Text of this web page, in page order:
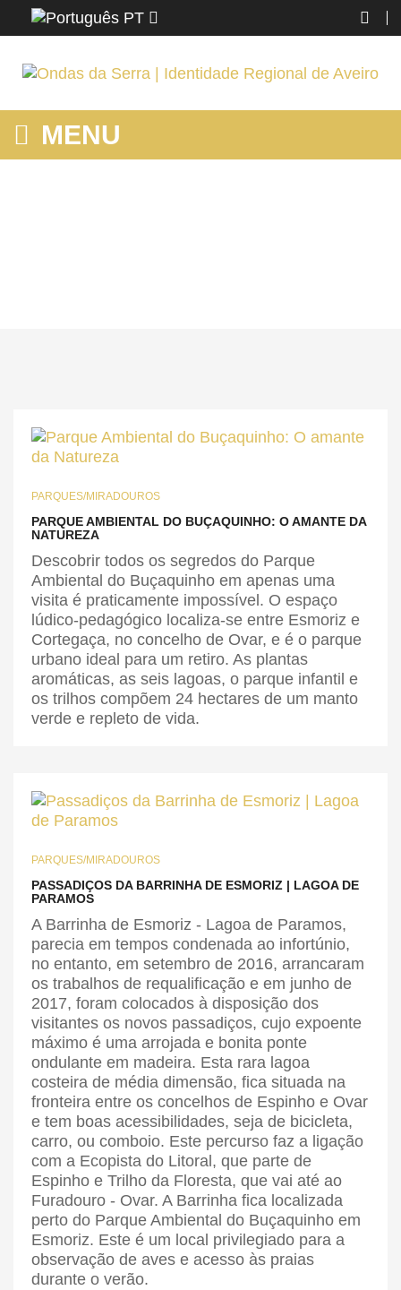
PT
MENU
PARQUES/MIRADOUROS
PARQUE AMBIENTAL DO BUÇAQUINHO: O AMANTE DA
NATUREZA
Descobrir todos os segredos do Parque
Ambiental do Buçaquinho em apenas uma
visita é praticamente impossível. O espaço
lúdico-pedagógico localiza-se entre Esmoriz e
Cortegaça, no concelho de Ovar, e é o parque
urbano ideal para um retiro. As plantas
aromáticas, as seis lagoas, o parque infantil e
os trilhos compõem 24 hectares de um manto
verde e repleto de vida.
PARQUES/MIRADOUROS
PASSADIÇOS DA BARRINHA DE ESMORIZ | LAGOA DE
PARAMOS
A Barrinha de Esmoriz - Lagoa de Paramos,
parecia em tempos condenada ao infortúnio,
no entanto, em setembro de 2016, arrancaram
os trabalhos de requalificação e em junho de
2017, foram colocados à disposição dos
visitantes os novos passadiços, cujo expoente
máximo é uma arrojada e bonita ponte
ondulante em madeira. Esta rara lagoa
costeira de média dimensão, fica situada na
fronteira entre os concelhos de Espinho e Ovar
e tem boas acessibilidades, seja de bicicleta,
carro, ou comboio. Este percurso faz a ligação
com a Ecopista do Litoral, que parte de
Espinho e Trilho da Floresta, que vai até ao
Furadouro - Ovar. A Barrinha fica localizada
perto do Parque Ambiental do Buçaquinho em
Esmoriz. Este é um local privilegiado para a
observação de aves e acesso às praias
durante o verão.